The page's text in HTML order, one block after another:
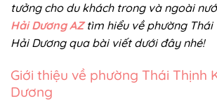
tưởng cho du khách trong và ngoài
Hải Dương AZtìm hiểu về phường Thái
Hải Dương qua bài viết dưới đây nhé!
Giới thiệu về phường Thái Thịnh
Dương